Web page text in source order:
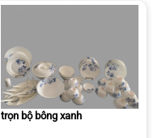
trọn bộ bông xanh